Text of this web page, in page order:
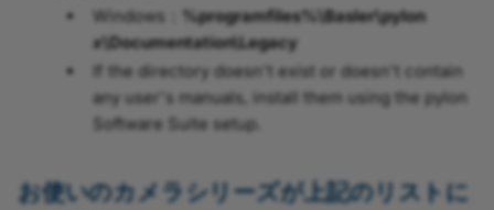
Windows： %programfiles%\Basler\pylon
x\Documentation\Legacy
If the directory doesn't exist or doesn't contain
any user's manuals, install them using the pylon
Software Suite setup.
お使いのカメラシリーズが上記のリストに